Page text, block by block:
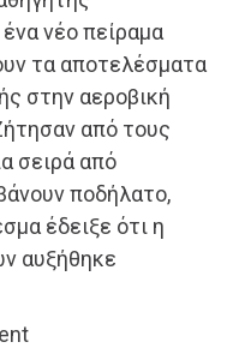
νέο πείραμα
τα αποτελέσματα
στην αεροβική
από τους
σειρά από
ποδήλατο,
έδειξε ότι η
αυξήθηκε